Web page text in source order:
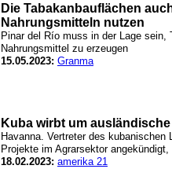
Die Tabakanbauflächen
Nahrungsmitteln nutzen
Pinar del Río muss in der Lage sein,
Nahrungsmittel zu erzeugen
15.05.2023: Granma
Kuba wirbt um
Havanna. Vertreter des
Projekte im Agrarsektor
18.02.2023: amerika 21